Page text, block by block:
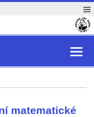
matematické